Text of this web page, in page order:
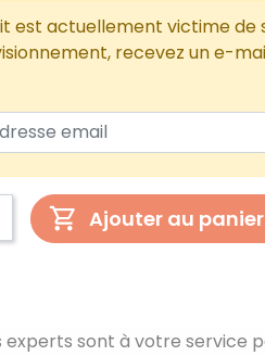
est actuellement victime de
recevez un e-
Ajouter au panier
experts sont à votre service